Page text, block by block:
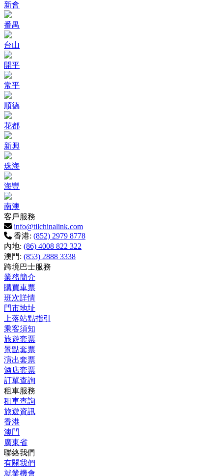
新會
番禺
台山
開平
常平
順德
花都
新興
珠海
海豐
南澳
客戶服務
info@tilchinalink.com
香港: (852) 2979 8778
內地: (86) 4008 822 322
澳門: (853) 2888 3338
跨境巴士服務
業務簡介
購買車票
班次詳情
門市地址
上落站點指引
乘客須知
旅遊套票
景點套票
演出套票
酒店套票
訂單查詢
租車服務
租車查詢
旅遊資訊
香港
澳門
廣東省
聯絡我們
有關我們
就業機會